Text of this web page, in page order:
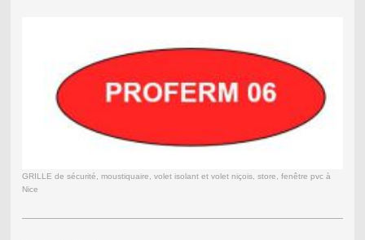
GRILLE de sécurité, moustiquaire, volet isolant et volet niçois, store, fenêtre pvc à
Nice